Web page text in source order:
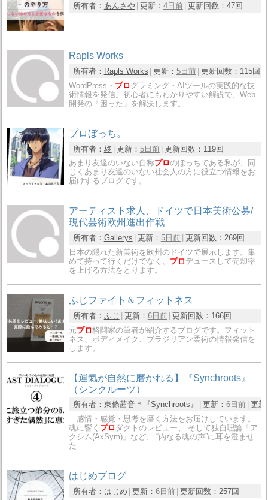
所有者： あんさや 更新： 4日前 更新回数： 47回
Rapls Works
所有者： Rapls Works 更新： 5日前 更新回数： 115回
WordPress・ プロ グラミング・AIツールの実践的な技
術情報を発信。初心者にもわかりやすい解説で、Web
開発の「困った」を解決します。
プロぼっち。
所有者： 柊 更新： 5日前 更新回数： 119回
あまり友達のいない自称プロのぼっちである私が、同
じくあまり友達のいない社会人の方に役立つ情報をお
届けするブログです。
アーティスト求人、ドイツで日本美術公募/
現代芸術欧州進出作戦
所有者： Gallerys 更新： 5日前 更新回数： 269回
日本の隠れた新美術を欧州のドイツで展示します。集
めて持って行くだけでなく、 プロ デュースして売却率
を上げる方法をとります。
ふじファイト＆フィットネス
所有者： ふじ 更新： 6日前 更新回数： 166回
元プロ格闘家の筆者が紹介するブログです。フィット
ネス、ボディメイク、ブラジリアン柔術の情報発信を
します。
【運氣が自然に磨かれる】『Synchroots』
（シンクルーツ）
所有者： 東條茜音＊『Synchroots』 更新： 6日前 更新
…感情・感覚・思考を磨く方法をお届けしています。
魂に響く プロ ダクトのレビュー、 そして独自理論「ア
クシム(AxSym)」など、 “内なる魂の声”に耳を澄ませ
た…
はじめブログ
所有者： はじめ 更新： 6日前 更新回数： 257回